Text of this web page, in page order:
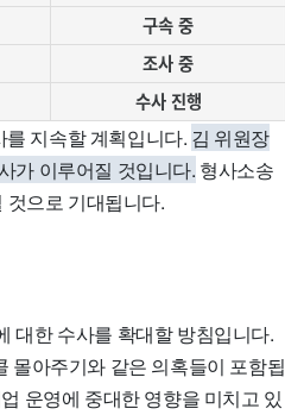
구속 중
조사 중
수사 진행
지속할 계획입니다. 김 위원장
가 이루어질 것입니다. 형사소송
것으로 기대됩니다.
대한 수사를 확대할 방침입니다.
몰아주기와 같은 의혹들이 포함됩
운영에 중대한 영향을 미치고 있